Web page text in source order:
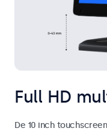
Full HD
De 10 inch